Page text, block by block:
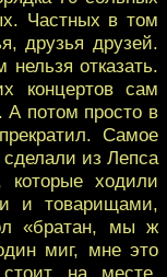
Частных в том
друзья друзей.
отказать.
концертов сам
А потом просто в
Самое
из Лепса
ходили
и товарищами,
«братан, мы ж
миг, мне это
на месте.